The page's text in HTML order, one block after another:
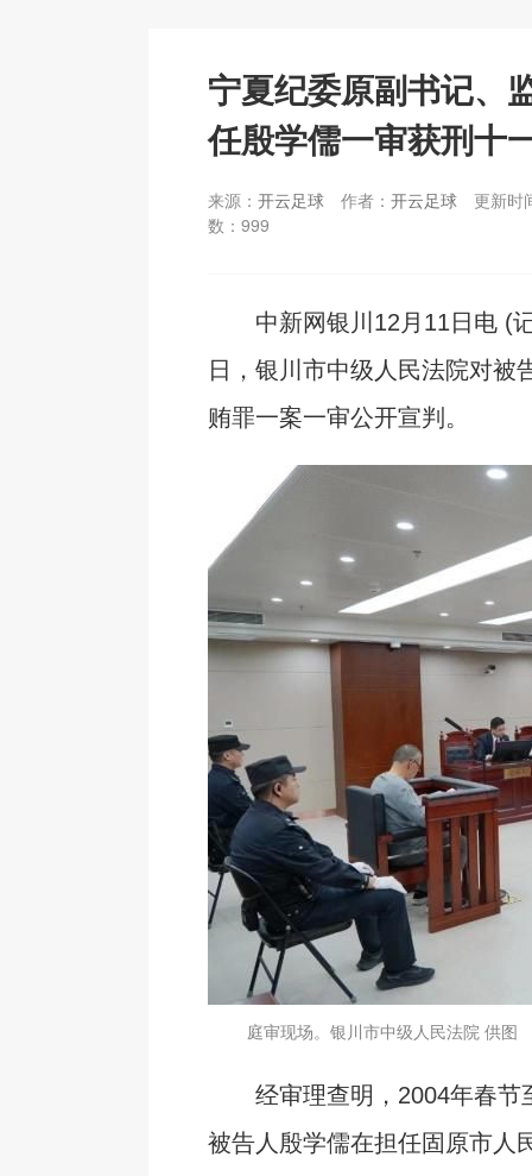
宁夏纪委原副书记、
任殷学儒一审获刑十
来源： 开云足球 作者： 开云足球
更新时
数： 999
中新网银川12月11日电 (
日，银川市中级人民法院对被
贿罪一案一审公开宣判。
庭审现场。银川市中级人民法院 供图
经审理查明，2004年春节
被告人殷学儒在担任固原市人